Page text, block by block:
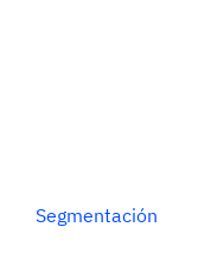
Segmentación